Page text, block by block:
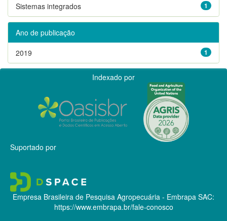
1
Sistemas integrados
Ano de publicação
1
2019
Indexado por
Suportado por
Empresa Brasileira de Pesquisa Agropecuária - Embrapa SAC:
https://www.embrapa.br/fale-conosco